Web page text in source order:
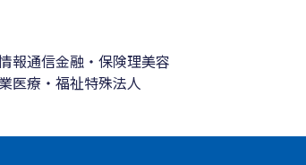
報通信金融・保険理美容
医療・福祉特殊法人